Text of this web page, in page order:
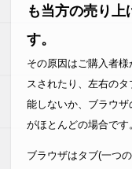
も当方の売り上
す。
その原因はご購入者
スされたり、左右の
能しないか、ブラウ
がほとんどの場合です
ブラウザはタブ(一つ